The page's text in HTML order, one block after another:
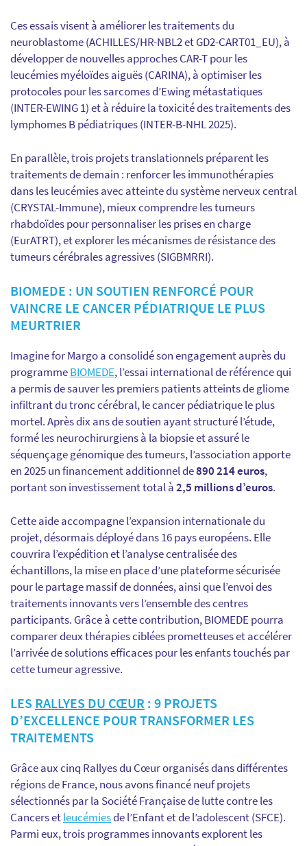
Ces essais visent à améliorer les traitements du
neuroblastome (ACHILLES/HR-NBL2 et GD2-CART01_EU), à
développer de nouvelles approches CAR-T pour les
leucémies myéloïdes aiguës (CARINA), à optimiser les
protocoles pour les sarcomes d’Ewing métastatiques
(INTER-EWING 1) et à réduire la toxicité des traitements des
lymphomes B pédiatriques (INTER-B-NHL 2025).
En parallèle, trois projets translationnels préparent les
traitements de demain : renforcer les immunothérapies
dans les leucémies avec atteinte du système nerveux central
(CRYSTAL-Immune), mieux comprendre les tumeurs
rhabdoïdes pour personnaliser les prises en charge
(EurATRT), et explorer les mécanismes de résistance des
tumeurs cérébrales agressives (SIGBMRRI).
BIOMEDE : UN SOUTIEN RENFORCÉ POUR
VAINCRE LE CANCER PÉDIATRIQUE LE PLUS
MEURTRIER
Imagine for Margo a consolidé son engagement auprès du
programmeBIOMEDE, l’essai international de référence qui
a permis de sauver les premiers patients atteints de gliome
infiltrant du tronc cérébral, le cancer pédiatrique le plus
mortel. Après dix ans de soutien ayant structuré l’étude,
formé les neurochirurgiens à la biopsie et assuré le
séquençage génomique des tumeurs, l’association apporte
en 2025 un financement additionnel de890 214 euros,
portant son investissement total à2,5 millions d’euros.
Cette aide accompagne l’expansion internationale du
projet, désormais déployé dans 16 pays européens. Elle
couvrira l’expédition et l’analyse centralisée des
échantillons, la mise en place d’une plateforme sécurisée
pour le partage massif de données, ainsi que l’envoi des
traitements innovants vers l’ensemble des centres
participants. Grâce à cette contribution, BIOMEDE pourra
comparer deux thérapies ciblées prometteuses et accélérer
l’arrivée de solutions efficaces pour les enfants touchés par
cette tumeur agressive.
LES RALLYES DU CŒUR : 9 PROJETS
D’EXCELLENCE POUR TRANSFORMER LES
TRAITEMENTS
Grâce aux cinq Rallyes du Cœur organisés dans différentes
régions de France, nous avons financé neuf projets
sélectionnés par la Société Française de lutte contre les
Cancers etleucémiesde l’Enfant et de l’adolescent (SFCE).
Parmi eux, trois programmes innovants explorent les